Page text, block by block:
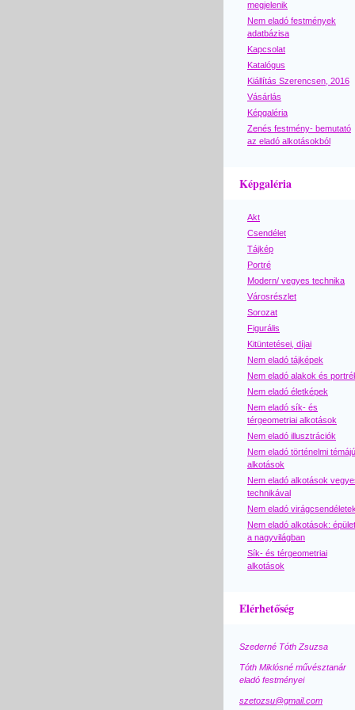
megjelenik
Nem eladó festmények
adatbázisa
Kapcsolat
Katalógus
Kiállítás Szerencsen, 2016
Vásárlás
Képgaléria
Zenés festmény- bemutató
az eladó alkotásokból
Képgaléria
Akt
Csendélet
Tájkép
Portré
Modern/ vegyes technika
Városrészlet
Sorozat
Figurális
Kitüntetései, díjai
Nem eladó tájképek
Nem eladó alakok és
Nem eladó életképek
Nem eladó sík- és
térgeometriai alkotások
Nem eladó illusztrációk
Nem eladó történelmi témájú
alkotások
Nem eladó alkotások
technikával
Nem eladó virágcsendéletek
Nem eladó alkotások:
a nagyvilágban
Sík- és térgeometriai
alkotások
Elérhetőség
Szederné Tóth Zsuzsa
Tóth Miklósné művésztanár
eladó festményei
szetozsu@gmail.com